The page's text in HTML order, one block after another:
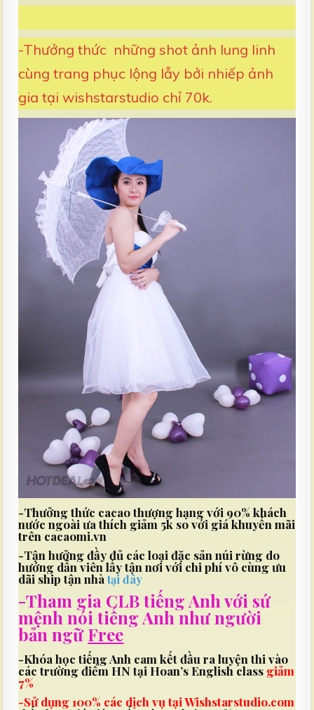
-Thưởng thức những shot ảnh lung linh
cùng trang phục lộng lẫy bởi nhiếp ảnh
gia tại wishstarstudio chỉ 70k.
-Thưởng thức cacao thượng hạng với 90% khách
nước ngoài ưa thích giảm 5k so với giá khuyến mãi
trên cacaomi.vn
-Tận hưởng đầy đủ các loại đặc sản núi rừng do
hướng dẫn viên lấy tận nơi với chi phí vô cùng ưu
dãi ship tận nhàtại đây
-Tham gia CLB tiếng Anh với sứ
mệnh nói tiếng Anh như người
bản ngữFree
-Khóa học tiếng Anh cam kết đầu ra luyện thi vào
các trường điểm HN tại Hoan’s English class giảm
7%
-Sử dụng 100% các dịch vụ tại Wishstarstudio.com